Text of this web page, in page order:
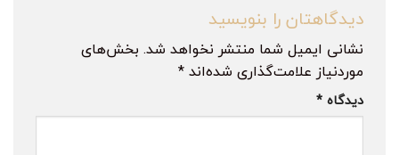
دیدگاهتان را بنویسید
نشانی ایمیل شما منتشر نخواهد شد. بخش‌های
موردنیاز علامت‌گذاری شده‌اند*
دیدگاه *